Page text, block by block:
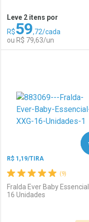
Comprar sem
Por R$ 33,19/cada
Comprar sem
Por R$ 33,19/cada
Leve 2 itens por
R$59,72/cada
ou R$ 79,63/un
Laboratório
Por Menos
(9)
R$ 1,19/TIRA
Fralda Ever Baby
16 Unidades
COMPRAR